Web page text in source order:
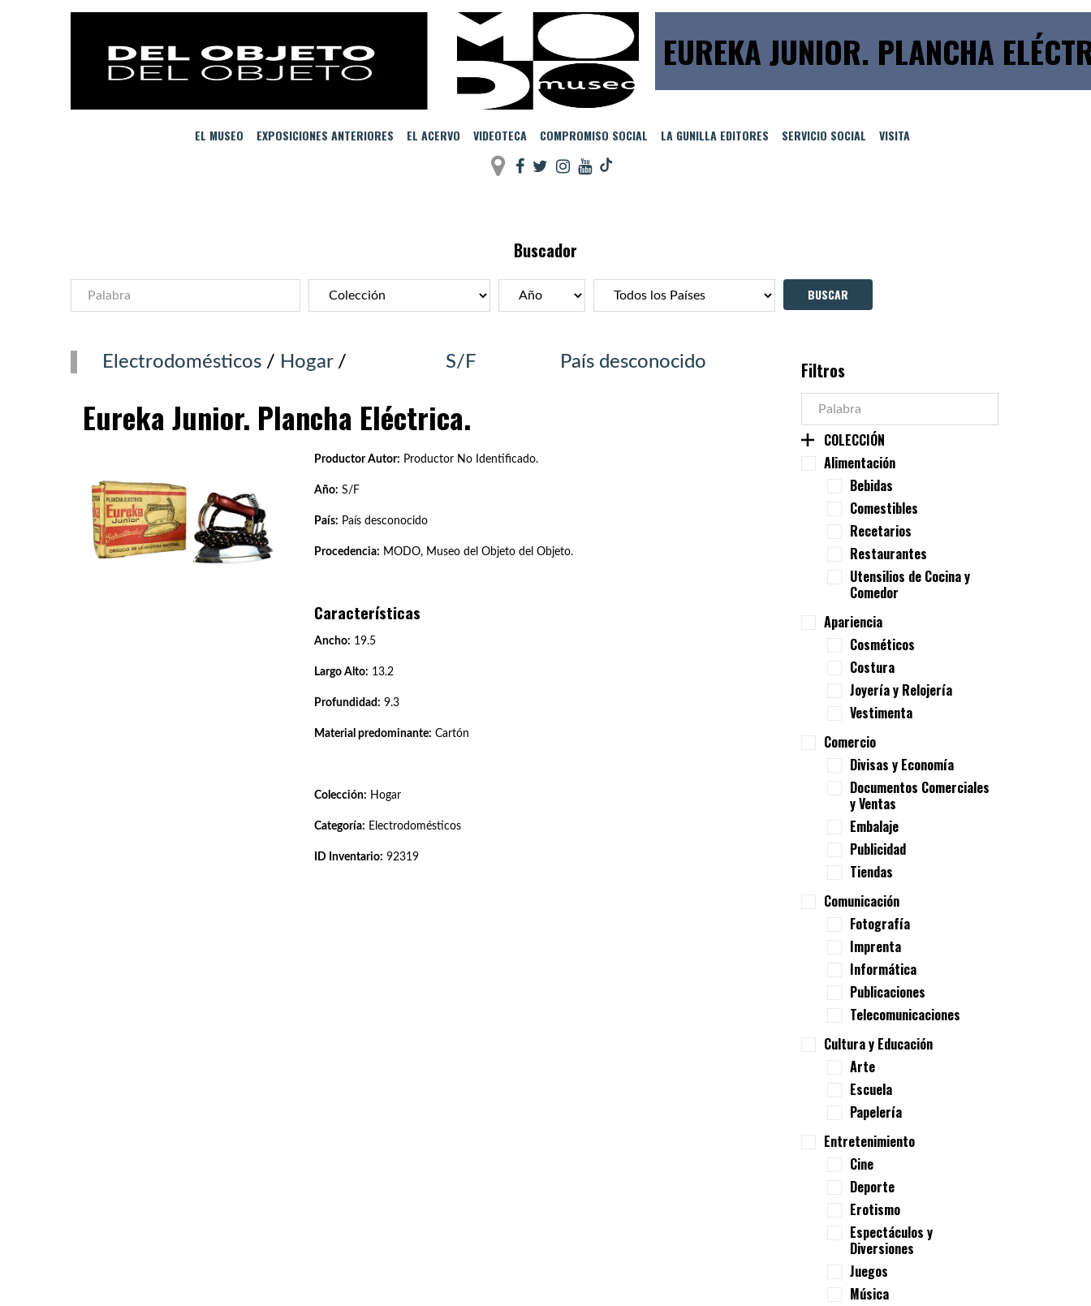
EUREKA JUNIOR. PLANCHA
EL MUSEO EXPOSICIONES ANTERIORES EL ACERVO VIDEOTECA COMPROMISO SOCIAL LA GUNILLA EDITORES SERVICIO SOCIAL VISITA
Buscador
Electrodomésticos / Hogar/ S/F País desconocido
Eureka Junior. Plancha Eléctrica.
Productor Autor: Productor No Identificado.
Año: S/F
País: País desconocido
Procedencia: MODO, Museo del Objeto del Objeto.
Características
Ancho: 19.5
Largo Alto: 13.2
Profundidad: 9.3
Material predominante: Cartón
Colección: Hogar
Categoría: Electrodomésticos
ID Inventario: 92319
Filtros
COLECCIÓN
Alimentación
Bebidas
Comestibles
Recetarios
Restaurantes
Utensilios de Cocina y
Comedor
Apariencia
Cosméticos
Costura
Joyería y Relojería
Vestimenta
Comercio
Divisas y Economía
Documentos Comerciales
y Ventas
Embalaje
Publicidad
Tiendas
Comunicación
Fotografía
Imprenta
Informática
Publicaciones
Telecomunicaciones
Cultura y Educación
Arte
Escuela
Papelería
Entretenimiento
Cine
Deporte
Erotismo
Espectáculos y
Diversiones
Juegos
Música